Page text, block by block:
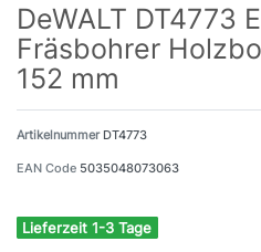
DeWALT DT4773
Fräsbohrer
152 mm
Artikelnummer DT4773
EAN Code 5035048073063
Lieferzeit 1-3 Tage